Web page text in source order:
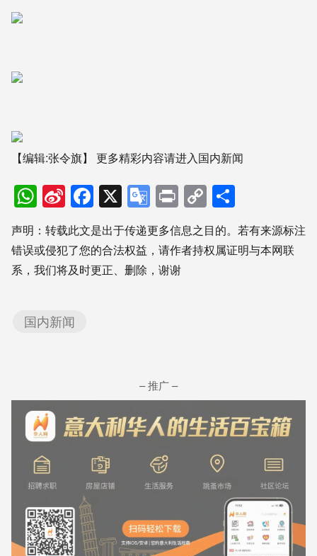
【编辑:张令旗】 更多精彩内容请进入国内新闻
WhatsApp
Sina
Weibo
Facebook
X Google
Translate
PrintCopy
Link享
声明：转载此文是出于传递更多信息之目的。若有来源标注
错误或侵犯了您的合法权益，请作者持权属证明与本网联
系，我们将及时更正、删除，谢谢
国内新闻
– 推广 –